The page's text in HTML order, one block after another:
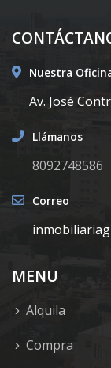
Nuestra
Av. José
Llámanos
8092748586
Correo
MENU
Alquila
Compra